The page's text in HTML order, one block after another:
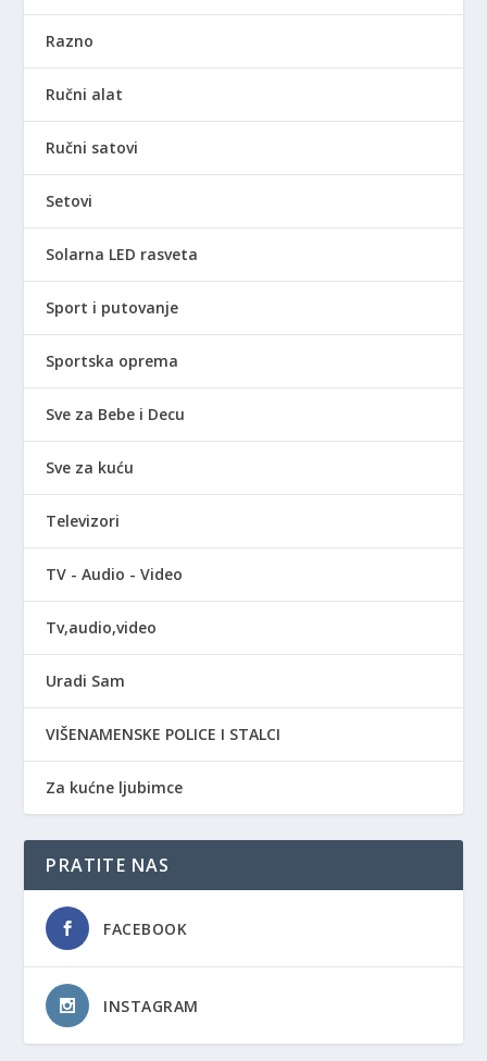
Razno
Ručni alat
Ručni satovi
Setovi
Solarna LED rasveta
Sport i putovanje
Sportska oprema
Sve za Bebe i Decu
Sve za kuću
Televizori
TV - Audio - Video
Tv,audio,video
Uradi Sam
VIŠENAMENSKE POLICE I STALCI
Za kućne ljubimce
PRATITE NAS
FACEBOOK
INSTAGRAM